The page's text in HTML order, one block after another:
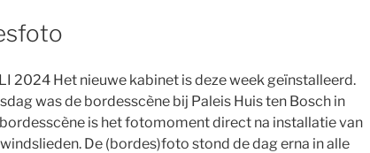
2024 Het nieuwe kabinet is deze week geïnstalleerd.
was de bordesscène bij Paleis Huis ten Bosch in
bordesscène is het fotomoment direct na installatie van
De (bordes)foto stond de dag erna in alle